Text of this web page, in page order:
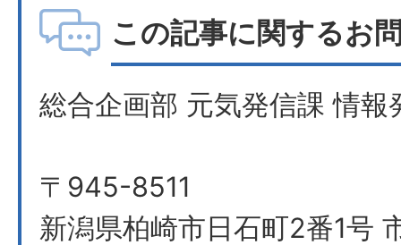
この記事に関するお
総合企画部 元気発信課 情報
〒945-8511
新潟県柏崎市日石町2番1号